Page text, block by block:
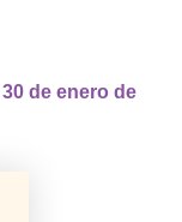
30 de enero de